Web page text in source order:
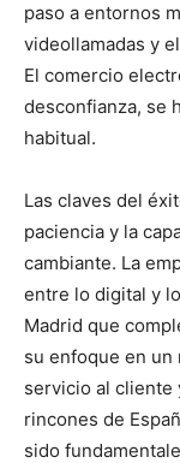
paso a entornos
videollamadas y
El comercio
desconfianza, se
habitual.
Las claves del
paciencia y la
cambiante. La
entre lo digital y
Madrid que
su enfoque en un
servicio al cliente
rincones de
sido